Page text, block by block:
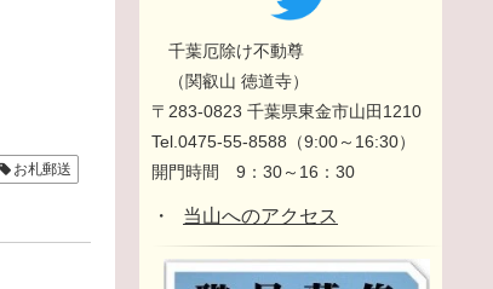
お札郵送
千葉厄除け不動尊
（関叡山 徳道寺）
〒283-0823 千葉県東金市山田1210
Tel.0475-55-8588（9:00～16:30）
開門時間 9：30～16：30
・ 当山へのアクセス